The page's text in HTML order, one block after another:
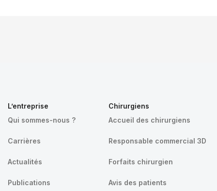
L’entreprise
Qui sommes-nous ?
Carrières
Actualités
Publications
Chirurgiens
Accueil des chirurgiens
Responsable commercial 3D
Forfaits chirurgien
Avis des patients